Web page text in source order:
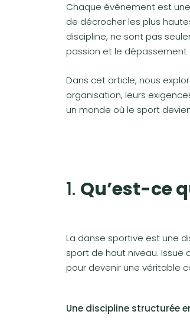
Chaque événement est
de décrocher les plus
discipline, ne sont pas
passion et le dépassement
Dans cet article, nous
organisation, leurs
un monde où le sport
1. Qu’est-ce
La danse sportive est une
sport de haut niveau. Issue
pour devenir une véritable
Une discipline structurée